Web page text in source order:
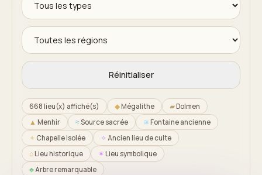
Réinitialiser
668 lieu(x) affiché(s) ◆Mégalithe ▰Dolmen
▲ Menhir ≈Source sacrée ≋ Fontaine ancienne
✦ Chapelle isolée ✧ Ancien lieu de culte
⌂Lieu historique ✶ Lieu symbolique
♣Arbre remarquable